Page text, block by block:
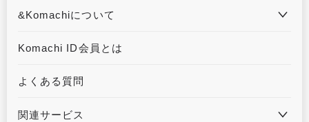
&Komachiについて
&Komachiとは
Komachi ID会員とは
よくある質問
関連サービス